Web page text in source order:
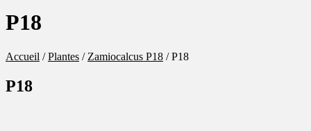
P18
Accueil /Plantes / Zamiocalcus P18 /P18
P18